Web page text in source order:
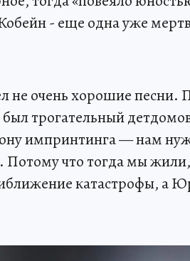
- еще одна уже
очень хорошие песни.
трогательный
импринтинга — нам
что тогда мы
катастрофы, а